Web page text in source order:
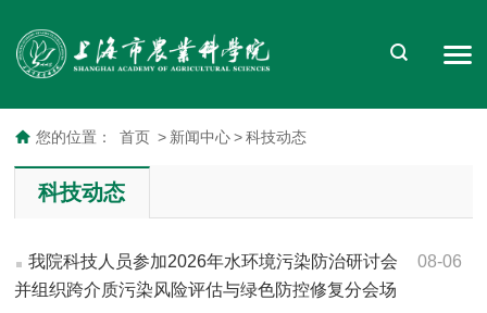
您的位置： 首页 > 新闻中心 > 科技动态
科技动态
08-06
我院科技人员参加2026年水环境污染防治研讨会
并组织跨介质污染风险评估与绿色防控修复分会场